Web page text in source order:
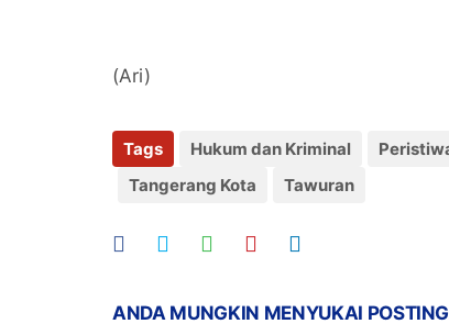
(Ari)
Tags Hukum dan Kriminal
Tangerang Kota
Tawuran
ANDA MUNGKIN MENYUKAI